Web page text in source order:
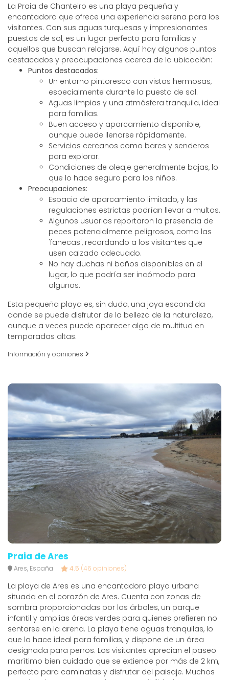
La Praia de Chanteiro es una playa pequeña y
encantadora que ofrece una experiencia serena para los
visitantes. Con sus aguas turquesas y impresionantes
puestas de sol, es un lugar perfecto para familias y
aquellos que buscan relajarse. Aquí hay algunos puntos
destacados y preocupaciones acerca de la ubicación:
Puntos destacados:
Un entorno pintoresco con vistas hermosas,
especialmente durante la puesta de sol.
Aguas limpias y una atmósfera tranquila, ideal
para familias.
Buen acceso y aparcamiento disponible,
aunque puede llenarse rápidamente.
Servicios cercanos como bares y senderos
para explorar.
Condiciones de oleaje generalmente bajas, lo
que lo hace seguro para los niños.
Preocupaciones:
Espacio de aparcamiento limitado, y las
regulaciones estrictas podrían llevar a multas.
Algunos usuarios reportaron la presencia de
peces potencialmente peligrosos, como las
'fanecas', recordando a los visitantes que
usen calzado adecuado.
No hay duchas ni baños disponibles en el
lugar, lo que podría ser incómodo para
algunos.
Esta pequeña playa es, sin duda, una joya escondida
donde se puede disfrutar de la belleza de la naturaleza,
aunque a veces puede aparecer algo de multitud en
temporadas altas.
Información y opiniones
Praia de Ares
Ares, España 4.5 (46 opiniones)
La playa de Ares es una encantadora playa urbana
situada en el corazón de Ares. Cuenta con zonas de
sombra proporcionadas por los árboles, un parque
infantil y amplias áreas verdes para quienes prefieren no
sentarse en la arena. La playa tiene aguas tranquilas, lo
que la hace ideal para familias, y dispone de un área
designada para perros. Los visitantes aprecian el paseo
marítimo bien cuidado que se extiende por más de 2 km,
perfecto para caminatas y disfrutar del paisaje. Muchos